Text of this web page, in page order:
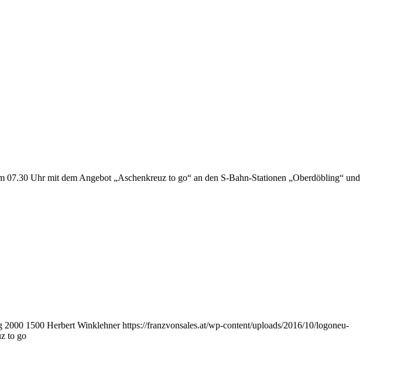
Uhr mit dem Angebot „Aschenkreuz to go“ an den S-Bahn-Stationen „Oberdöbling“ und
2000 1500 Herbert Winklehner https://franzvonsales.at/wp-content/uploads/2016/10/logoneu-
to go